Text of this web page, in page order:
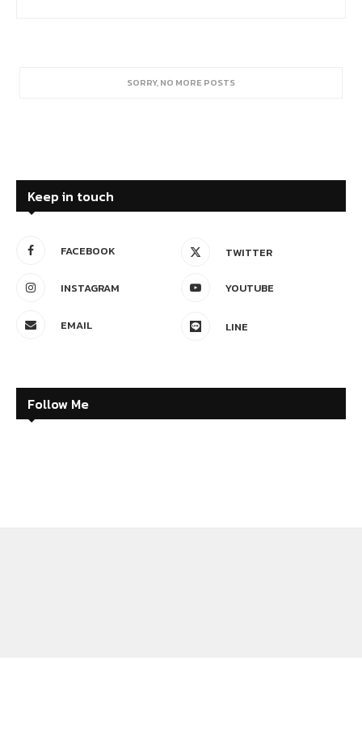
SORRY, NO MORE POSTS
Keep in touch
FACEBOOK TWITTER
INSTAGRAM YOUTUBE
EMAIL LINE
Follow Me